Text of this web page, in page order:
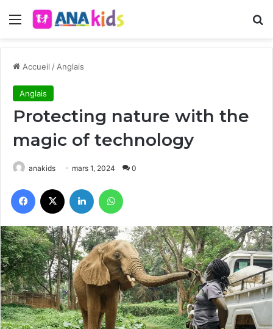
Menu
Accueil / Anglais
Anglais
Protecting nature with the
magic of technology
anakids mars 1, 2024 0
Facebook Linkedin